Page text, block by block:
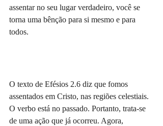
assentar no seu lugar verdadeiro, você se
torna uma bênção para si mesmo e para
todos.
O texto de Efésios 2.6 diz que fomos
assentados em Cristo, nas regiões celestiais.
O verbo está no passado. Portanto, trata-se
de uma ação que já ocorreu. Agora,